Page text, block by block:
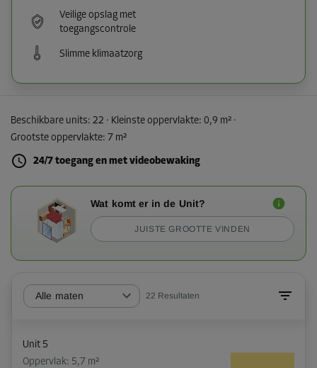
Veilige opslag met
toegangscontrole
Slimme klimaatzorg
Beschikbare units: 22 · Kleinste oppervlakte: 0,9 m² ·
Grootste oppervlakte: 7 m²
24/7 toegang en met videobewaking
Wat komt er in de Unit?
JUISTE GROOTTE VINDEN
Alle maten 22 Resultaten
Unit 5
Oppervlak: 5,7 m²